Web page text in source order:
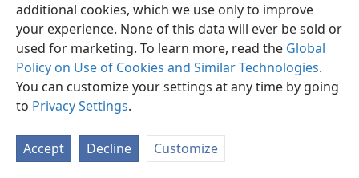
additional cookies, which we use only to improve
your experience. None of this data will ever be sold or
used for marketing. To learn more, read the Global
Policy on Use of Cookies and Similar Technologies.
You can customize your settings at any time by going
to Privacy Settings.
Accept Decline Customize